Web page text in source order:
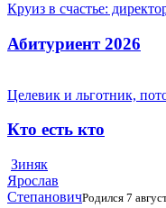
Круиз в счастье:
Абитуриент 2026
Целевик и льготник,
Кто есть кто
Зиняк
Ярослав
СтепановичРодился 7